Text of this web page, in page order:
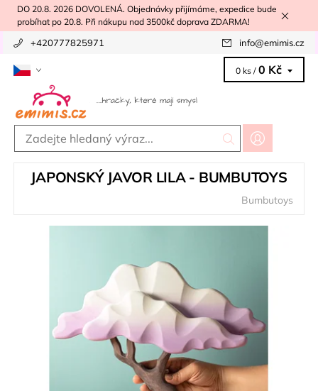
DO 20.8. 2026 DOVOLENÁ. Objednávky přijímáme, expedice bude
probíhat po 20.8. Při nákupu nad 3500kč doprava ZDARMA!
+420777825971 info@emimis.cz
0 ks / 0 Kč
JAPONSKÝ JAVOR LILA - BUMBUTOYS
Bumbutoys